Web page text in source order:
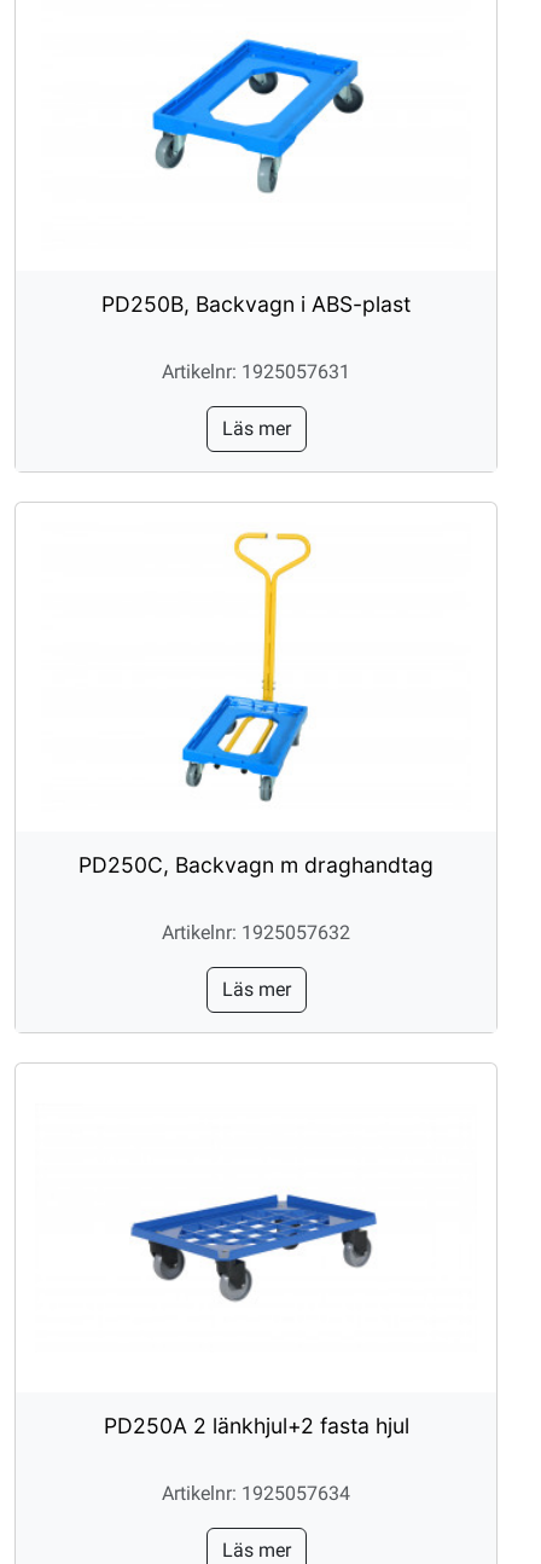
PD250B, Backvagn i ABS-plast
Artikelnr: 1925057631
Läs mer
PD250C, Backvagn m draghandtag
Artikelnr: 1925057632
Läs mer
PD250A 2 länkhjul+2 fasta hjul
Artikelnr: 1925057634
Läs mer